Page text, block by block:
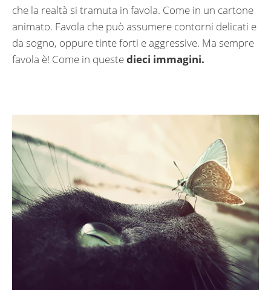
che la realtà si tramuta in favola. Come in un cartone
animato. Favola che può assumere contorni delicati e
da sogno, oppure tinte forti e aggressive. Ma sempre
favola è! Come in questedieci immagini.